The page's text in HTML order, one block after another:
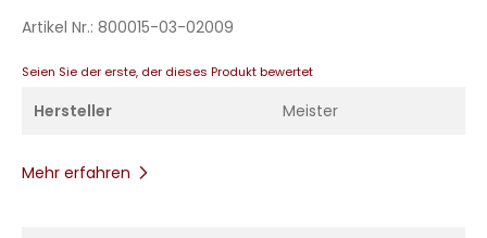
Artikel Nr.: 800015-03-02009
Seien Sie der erste, der dieses Produkt bewertet
Hersteller Meister
Mehr erfahren